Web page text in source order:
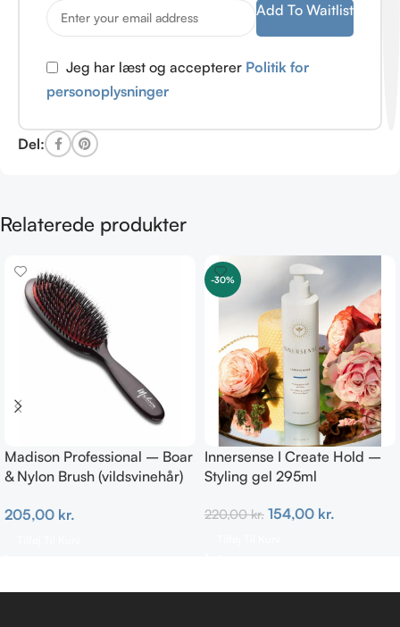
Add To Waitlist
Jeg har læst og accepterer Politik for
personoplysninger
Del:
Relaterede produkter
Madison Professional – Boar
& Nylon Brush (vildsvinehår)
205,00 kr.
-30%
Innersense I Create Hold –
Styling gel 295ml
220,00kr. 154,00 kr.